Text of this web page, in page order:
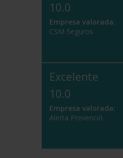
10.0
Empresa valorada:
CSM Seguros
Excelente
10.0
Empresa valorada:
Alerta Prevenció